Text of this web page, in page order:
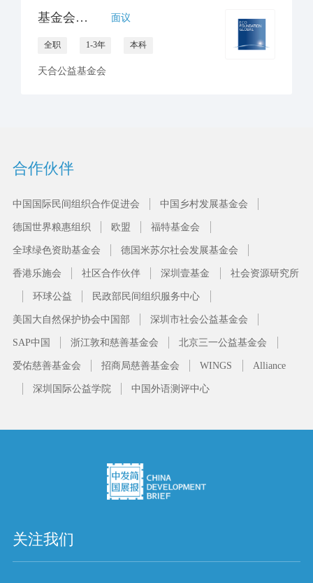
基金会领导高级助理 面议
全职 1-3年 本科
天合公益基金会
合作伙伴
中国国际民间组织合作促进会 中国乡村发展基金会
德国世界粮惠组织 欧盟 福特基金会
全球绿色资助基金会 德国米苏尔社会发展基金会
香港乐施会 社区合作伙伴 深圳壹基金 社会资源研究所
环球公益 民政部民间组织服务中心
美国大自然保护协会中国部 深圳市社会公益基金会
SAP中国 浙江敦和慈善基金会 北京三一公益基金会
爱佑慈善基金会 招商局慈善基金会 WINGS Alliance
深圳国际公益学院 中国外语测评中心
关注我们